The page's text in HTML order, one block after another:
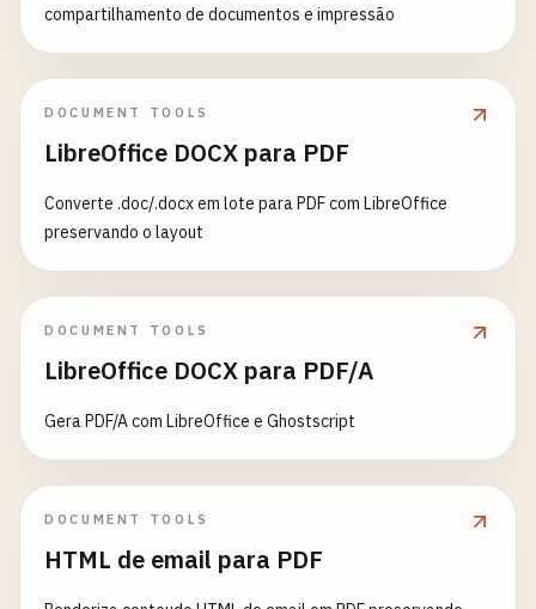
compartilhamento de documentos e impressão
DOCUMENT TOOLS
LibreOffice DOCX para PDF
Converte .doc/.docx em lote para PDF com LibreOffice
preservando o layout
DOCUMENT TOOLS
LibreOffice DOCX para PDF/A
Gera PDF/A com LibreOffice e Ghostscript
DOCUMENT TOOLS
HTML de email para PDF